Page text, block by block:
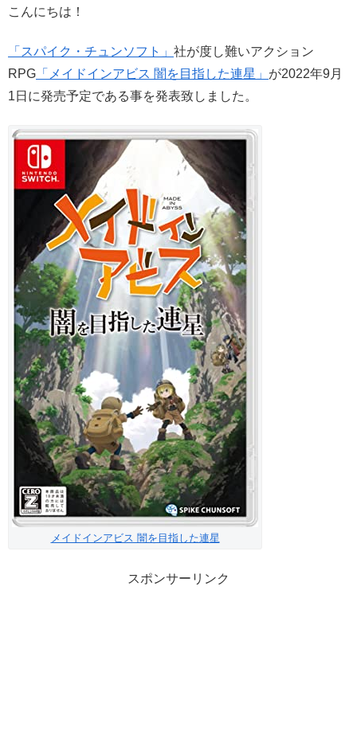
こんにちは！
「スパイク・チュンソフト」 社が度し難いアクション
RPG 「メイドインアビス 闇を目指した連星」 が2022年9月
1日に発売予定である事を発表致しました。
メイドインアビス 闇を目指した連星
スポンサーリンク